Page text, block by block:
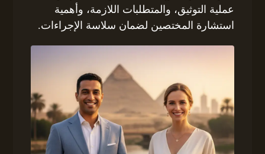
عملية التوثيق، والمتطلبات اللازمة، وأهمية
استشارة المختصين لضمان سلاسة الإجراءات.